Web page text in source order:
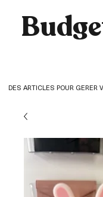
DES ARTICLES POUR GERER